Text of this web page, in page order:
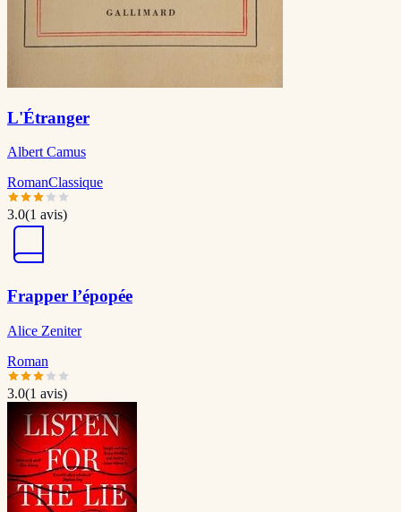
L'Étranger
Albert Camus
RomanClassique
3.0(1 avis)
Frapper l’épopée
Alice Zeniter
Roman
3.0(1 avis)